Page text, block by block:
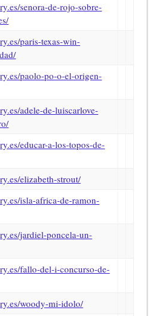
senora-de-rojo-sobre-
paris-texas-win-
paolo-po-o-el-origen-
adele-de-luiscarlove-
educar-a-los-topos-de-
elizabeth-strout/
isla-africa-de-ramon-
jardiel-poncela-un-
fallo-del-i-concurso-de-
woody-mi-idolo/